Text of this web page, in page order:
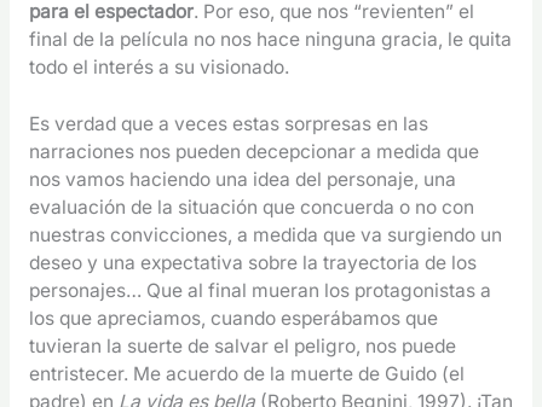
para el espectador. Por eso, que nos “revienten” el
final de la película no nos hace ninguna gracia, le quita
todo el interés a su visionado.
Es verdad que a veces estas sorpresas en las
narraciones nos pueden decepcionar a medida que
nos vamos haciendo una idea del personaje, una
evaluación de la situación que concuerda o no con
nuestras convicciones, a medida que va surgiendo un
deseo y una expectativa sobre la trayectoria de los
personajes… Que al final mueran los protagonistas a
los que apreciamos, cuando esperábamos que
tuvieran la suerte de salvar el peligro, nos puede
entristecer. Me acuerdo de la muerte de Guido (el
padre) en La vida es bella(Roberto Begnini, 1997). ¡Tan